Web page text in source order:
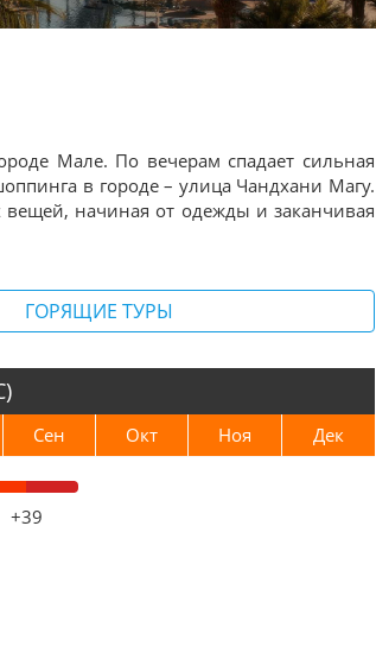
Мале. По вечерам спадает сильная
в городе – улица Чандхани Магу.
начиная от одежды и заканчивая
ГОРЯЩИЕ ТУРЫ
Сен Окт Ноя Дек
+39